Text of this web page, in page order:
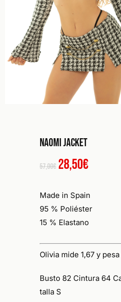
Naomi Jacket
57,00€ El
original
era:
57,00€.
28,50€El
actual
es:
28,50€.
Made in Spain
95 % Poliéster
15 % Elastano
Olivia mide 1,67 y pesa
Busto 82 Cintura 64
talla S